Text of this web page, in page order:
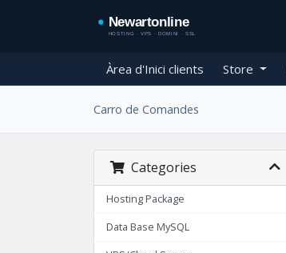
Àrea d'Inici clients Store
Carro de Comandes
Categories
Hosting Package
Data Base MySQL